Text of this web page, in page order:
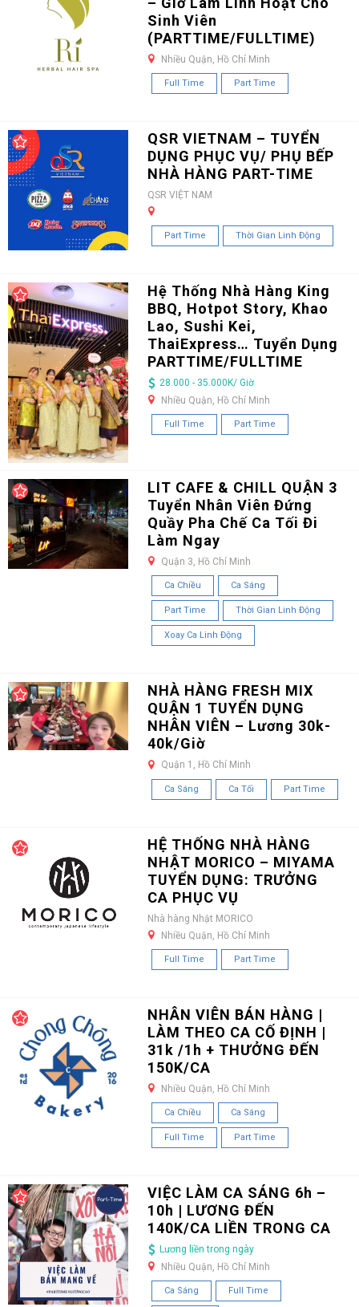
Sinh Viên
(PARTTIME/FULLTIME)
Nhiều Quận, Hồ Chí Minh
Full Time Part Time
QSR VIETNAM – TUYỂN
DỤNG PHỤC VỤ/ PHỤ BẾP
NHÀ HÀNG PART-TIME
QSR VIỆT NAM
Part Time Thời Gian Linh Động
Hệ Thống Nhà Hàng King
BBQ, Hotpot Story, Khao
Lao, Sushi Kei,
ThaiExpress… Tuyển Dụng
PARTTIME/FULLTIME
28.000 - 35.000K/ Giờ
Nhiều Quận, Hồ Chí Minh
Full Time Part Time
LIT CAFE & CHILL QUẬN 3
Tuyển Nhân Viên Đứng
Quầy Pha Chế Ca Tối Đi
Làm Ngay
Quận 3, Hồ Chí Minh
Ca Chiều Ca Sáng
Part Time Thời Gian Linh Động
Xoay Ca Linh Động
NHÀ HÀNG FRESH MIX
QUẬN 1 TUYỂN DỤNG
NHÂN VIÊN – Lương 30k-
40k/Giờ
Quận 1, Hồ Chí Minh
Ca Sáng Ca Tối Part Time
HỆ THỐNG NHÀ HÀNG
NHẬT MORICO – MIYAMA
TUYỂN DỤNG: TRƯỞNG
CA PHỤC VỤ
Nhà hàng Nhật MORICO
Nhiều Quận, Hồ Chí Minh
Full Time Part Time
NHÂN VIÊN BÁN HÀNG |
LÀM THEO CA CỐ ĐỊNH |
31k /1h + THƯỞNG ĐẾN
150K/CA
Nhiều Quận, Hồ Chí Minh
Ca Chiều Ca Sáng
Full Time Part Time
VIỆC LÀM CA SÁNG 6h –
10h | LƯƠNG ĐẾN
140K/CA LIỀN TRONG CA
Lương liền trong ngày
Nhiều Quận, Hồ Chí Minh
Ca Sáng Full Time